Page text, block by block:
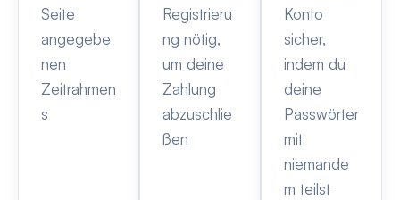
Seite
angegebe
nen
Zeitrahmen
s
Registrieru
ng nötig,
um deine
Zahlung
abzuschlie
ßen
Konto
sicher,
indem du
deine
Passwörter
mit
niemande
m teilst